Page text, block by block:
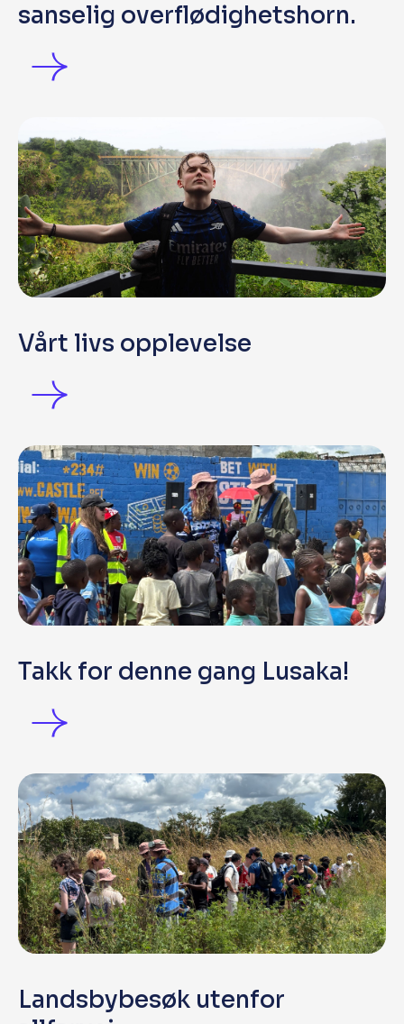
sanselig overflødighetshorn.
Vårt livs opplevelse
Takk for denne gang Lusaka!
Landsbybesøk utenfor